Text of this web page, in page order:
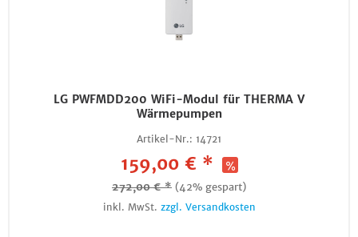
LG PWFMDD200 WiFi-Modul für THERMA V
Wärmepumpen
Artikel-Nr.: 14721
159,00 € *
272,00 € * (42% gespart)
inkl. MwSt. zzgl. Versandkosten